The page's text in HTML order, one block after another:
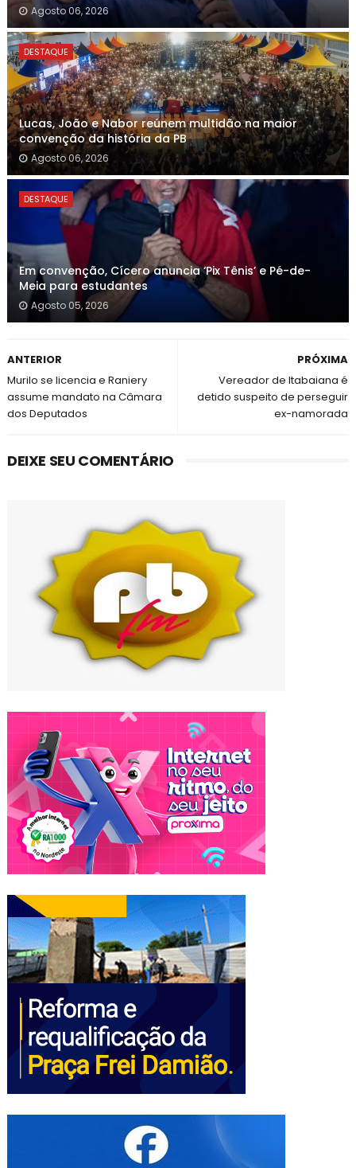
Agosto 06, 2026
DESTAQUE
Lucas, João e Nabor reúnem multidão na maior
convenção da história da PB
Agosto 06, 2026
DESTAQUE
Em convenção, Cícero anuncia ‘Pix Tênis’ e Pé-de-
Meia para estudantes
Agosto 05, 2026
PRÓXIMA
Vereador de Itabaiana é
detido suspeito de perseguir
ex-namorada
ANTERIOR
Murilo se licencia e Raniery
assume mandato na Câmara
dos Deputados
DEIXE SEU COMENTÁRIO